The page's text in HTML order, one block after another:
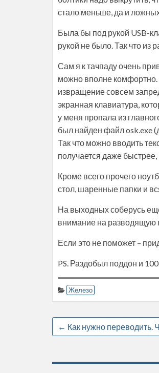
стало меньше, да и
Была бы под рукой USB-
рукой не было. Так что из
Сам я к тачпаду очень
можно вполне комфортно.
извращение совсем
экранная клавиатура,
у меня пропала из
был найден файл osk.exe
Так что можно вводить
получается даже
Кроме всего прочего
стол, шаренные папки и
На выходных соберусь
внимание на разводящую
Если это не поможет –
PS. Раздобыл поддон и
Железо
← Как нужно переводить.